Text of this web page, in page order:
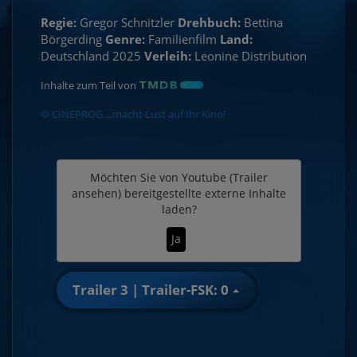
Regie: Gregor Schnitzler Drehbuch: Bettina
Börgerding Genre: Familienfilm Land:
Deutschland 2025 Verleih: Leonine Distribution
Inhalte zum Teil von
© CINEPROG ...macht Lust auf Ihr Kino!
Möchten Sie von Youtube (Trailer
ansehen) bereitgestellte externe Inhalte
laden?
Ja
Trailer 3 | Trailer-FSK: 0